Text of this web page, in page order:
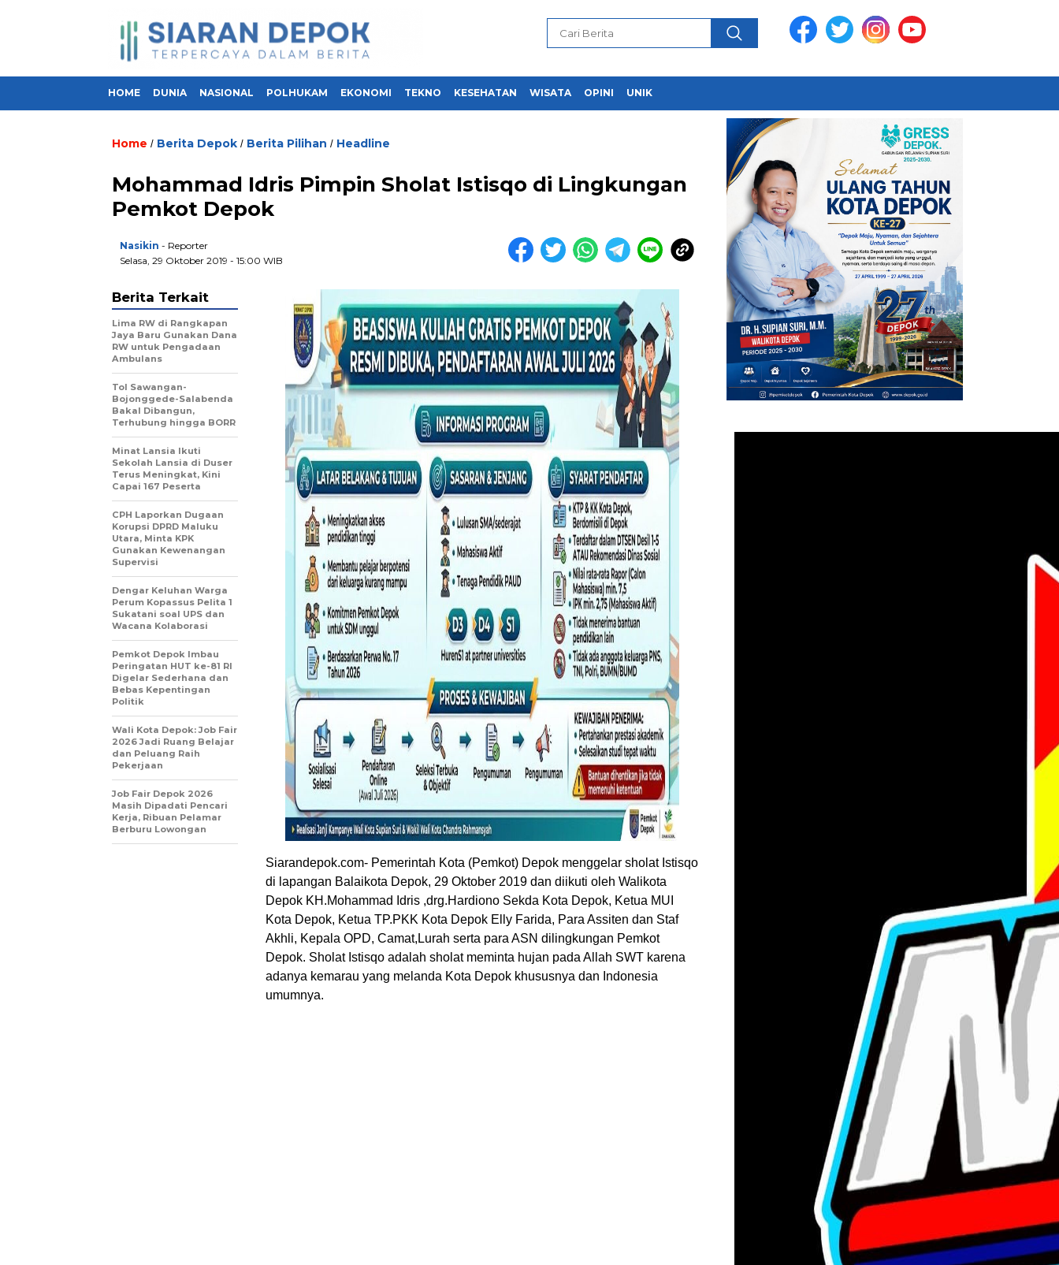
HOME DUNIA NASIONAL POLHUKAM EKONOMI TEKNO KESEHATAN WISATA OPINI UNIK
Home / Berita Depok / Berita Pilihan / Headline
Mohammad Idris Pimpin Sholat Istisqo di Lingkungan
Pemkot Depok
Nasikin - Reporter
Selasa, 29 Oktober 2019 - 15:00 WIB
Siarandepok.com- Pemerintah Kota (Pemkot) Depok menggelar sholat Istisqo
di lapangan Balaikota Depok, 29 Oktober 2019 dan diikuti oleh Walikota
Depok KH.Mohammad Idris ,drg.Hardiono Sekda Kota Depok, Ketua MUI
Kota Depok, Ketua TP.PKK Kota Depok Elly Farida, Para Assiten dan Staf
Akhli, Kepala OPD, Camat,Lurah serta para ASN dilingkungan Pemkot
Depok. Sholat Istisqo adalah sholat meminta hujan pada Allah SWT karena
adanya kemarau yang melanda Kota Depok khususnya dan Indonesia
umumnya.
Berita Terkait
Lima RW di Rangkapan
Jaya Baru Gunakan Dana
RW untuk Pengadaan
Ambulans
Tol Sawangan-
Bojonggede-Salabenda
Bakal Dibangun,
Terhubung hingga BORR
Minat Lansia Ikuti
Sekolah Lansia di Duser
Terus Meningkat, Kini
Capai 167 Peserta
CPH Laporkan Dugaan
Korupsi DPRD Maluku
Utara, Minta KPK
Gunakan Kewenangan
Supervisi
Dengar Keluhan Warga
Perum Kopassus Pelita 1
Sukatani soal UPS dan
Wacana Kolaborasi
Pemkot Depok Imbau
Peringatan HUT ke-81 RI
Digelar Sederhana dan
Bebas Kepentingan
Politik
Wali Kota Depok: Job Fair
2026 Jadi Ruang Belajar
dan Peluang Raih
Pekerjaan
Job Fair Depok 2026
Masih Dipadati Pencari
Kerja, Ribuan Pelamar
Berburu Lowongan